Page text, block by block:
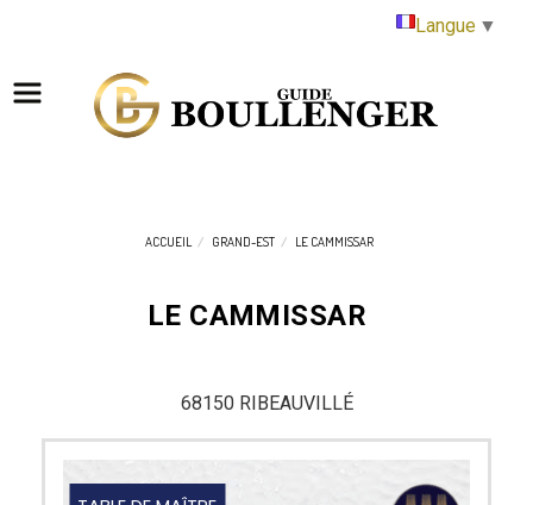
ACCUEIL GRAND-EST LE CAMMISSAR
LE CAMMISSAR
68150 RIBEAUVILLÉ
Langue ▼